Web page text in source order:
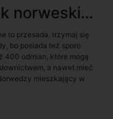
norweski…
to przesada, trzymaj się
bo posiada też sporo
400 odmian, które mogą
a nawet mieć
mieszkający w